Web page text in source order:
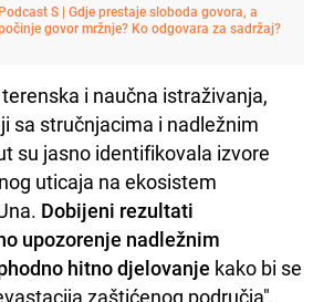
Podcast S | Gdje prestaje sloboda govora, a
govor mržnje? Ko odgovara za sadržaj?
i naučna istraživanja,
sa stručnjacima i nadležnim
su jasno identifikovala izvore
uticaja na ekosistem
Dobijeni rezultati
upozorenje nadležnim
hitno djelovanje kako bi se
zaštićenog područja",